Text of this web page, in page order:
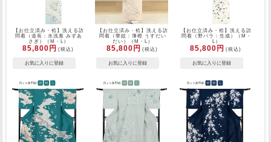
【お仕立済み・袷】洗える訪
問着（道長：水浅葱 みずあ
さぎ）（M・L）
85,800円 (税込)
【お仕立済み・袷】洗える訪
問着（華紋：薄橙 うすだい
だい）（M・L）
85,800円 (税込)
【お仕立済み・袷】洗える訪
問着（野バラ：生成）（M・
L）
85,800円 (税込)